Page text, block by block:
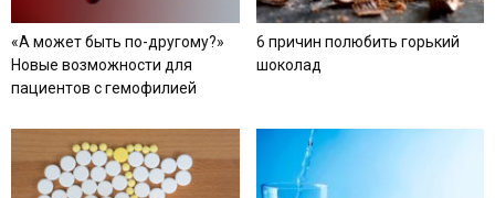
«А может быть по-другому?»
Новые возможности для
пациентов с гемофилией
6 причин полюбить горький
шоколад